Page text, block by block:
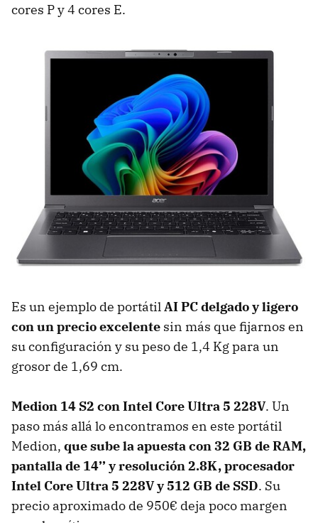
cores P y 4 cores E.
Es un ejemplo de portátilAI PC delgado y ligero
con un precio excelente sin más que fijarnos en
su configuración y su peso de 1,4 Kg para un
grosor de 1,69 cm.
Medion 14 S2 con Intel Core Ultra 5 228V. Un
paso más allá lo encontramos en este portátil
Medion, que sube la apuesta con 32 GB de RAM,
pantalla de 14’’ y resolución 2.8K, procesador
Intel Core Ultra 5 228V y 512 GB de SSD. Su
precio aproximado de 950€ deja poco margen